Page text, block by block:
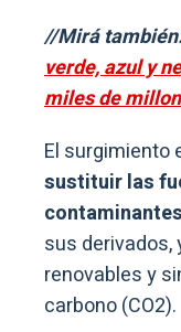
//Mirá
verde, azul y
miles de
El surgimiento
sustituir las
contaminantes
sus derivados,
renovables y
carbono (CO2).